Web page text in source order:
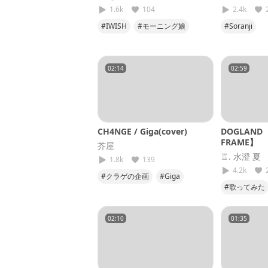
1.6k
104
#IWISH
#モーニング娘
2.4k
#Soranji
#歌ってみた
02:14
CH4NGE / Giga(cover)
芥屋
1.8k
139
#クラゲの企画
#Giga
02:59
DOGLAND
FRAME】
♖. 水澄 夏
4.2k
#歌ってみた
02:10 01:35